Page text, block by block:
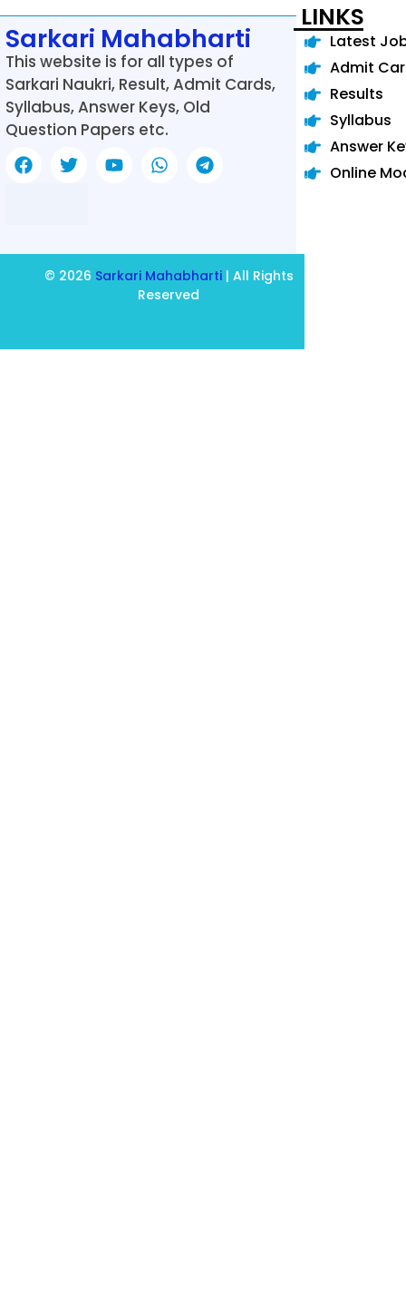
Sarkari Mahabharti
This website is for all types of
Sarkari Naukri, Result, Admit Cards,
Syllabus, Answer Keys, Old
Question Papers etc.
LINKS
Latest
Admit
Results
Syllabus
Answer
Online
© 2026 Sarkari Mahabharti| All Rights
Reserved